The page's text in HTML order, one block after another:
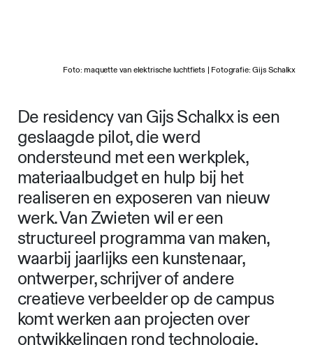
Foto: maquette van elektrische luchtfiets | Fotografie: Gijs Schalkx
De residency van Gijs Schalkx is een
geslaagde pilot, die werd
ondersteund met een werkplek,
materiaalbudget en hulp bij het
realiseren en exposeren van nieuw
werk. Van Zwieten wil er een
structureel programma van maken,
waarbij jaarlijks een kunstenaar,
ontwerper, schrijver of andere
creatieve verbeelder op de campus
komt werken aan projecten over
ontwikkelingen rond technologie,